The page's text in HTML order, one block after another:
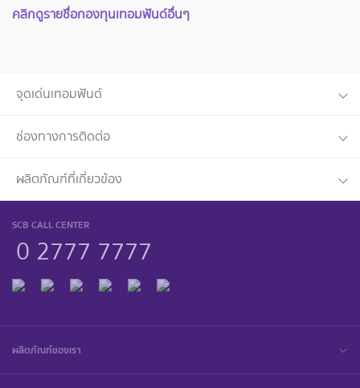
คลิกดูรายชื่อกองทุนเทอมฟันด์อื่นๆ
จุดเด่นเทอมฟันด์
ช่องทางการติดต่อ
ผลิตภัณฑ์ที่เกี่ยวข้อง
SCB CALL CENTER
0 2777 7777
ผลิตภัณฑ์ของเรา